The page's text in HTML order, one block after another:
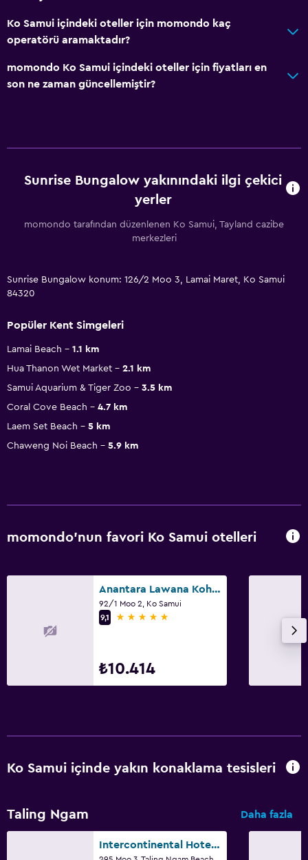
Ko Samui içindeki oteller için momondo kaç
operatörü aramaktadır?
momondo Ko Samui içindeki oteller için fiyatları en
son ne zaman güncellemiştir?
Sunrise Bungalow yakınındaki ilgi çekici
yerler
momondo tarafından düzenlenen Ko Samui, Tayland cazibe
merkezleri
Sunrise Bungalow konum: 126/2 Moo 3, Lamai Maret, Ko Samui
84320
Popüler Kent Simgeleri
Lamai Beach
1.1 km
Hua Thanon Wet Market
2.1 km
Samui Aquarium & Tiger Zoo
3.5 km
Coral Cove Beach
4.7 km
Laem Set Beach
5 km
Chaweng Noi Beach
5.9 km
momondo'nun favori Ko Samui otelleri
Anantara Lawana Koh Samui Resort
92/1 Moo 2, Ko Samui
9,1
5 yıldız
₺10.414
Ko Samui içinde yakın konaklama tesisleri
Taling Ngam Daha fazla
Intercontinental Hotels Koh Samui Resort By IHG